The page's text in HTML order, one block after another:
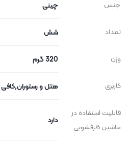
جنس چینی
تعداد شش
وزن 320 گرم
کاربری هتل و
قابلیت استفاده در
ماشین ظرفشویی
دارد